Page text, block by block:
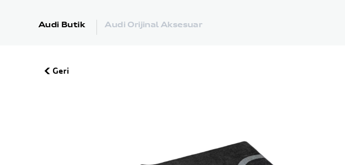
Audi Butik Audi Orijinal Aksesuar
Geri